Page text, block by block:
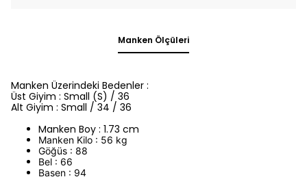
Manken Ölçüleri
Manken Üzerindeki Bedenler :
Üst Giyim : Small (S) / 36
Alt Giyim : Small / 34 / 36
Manken Boy : 1.73 cm
Manken Kilo : 56 kg
Göğüs : 88
Bel : 66
Basen : 94